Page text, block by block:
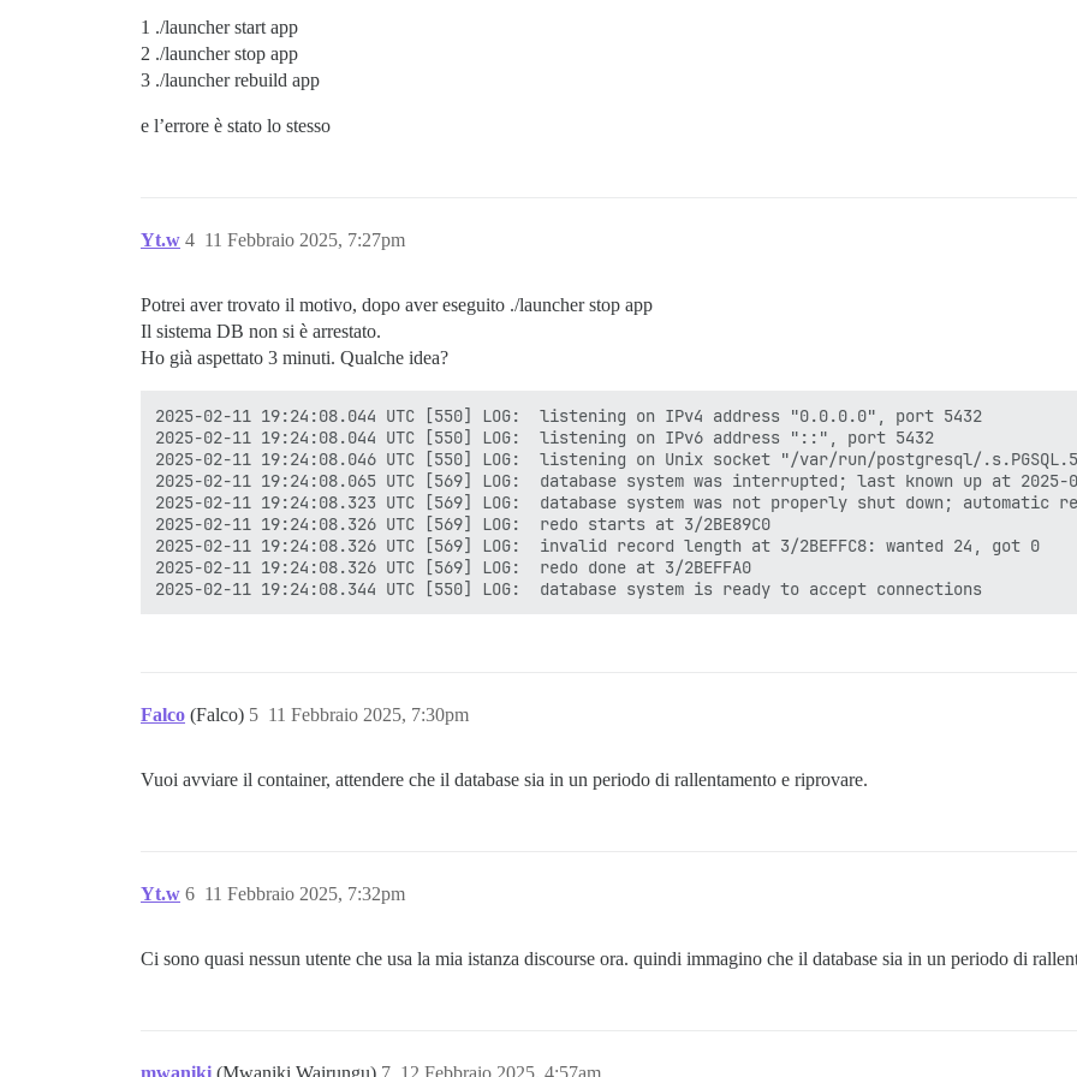
Selecting previously unselected package postgresql-client-13.
(Reading database ... 33363 files and directories currently installed.)
Preparing to unpack .../postgresql-client-13_13.18-1.pgdg120+1_amd64.deb ...
Unpacking postgresql-client-13 (13.18-1.pgdg120+1) ...
Selecting previously unselected package postgresql-13.
Preparing to unpack .../postgresql-13_13.18-1.pgdg120+1_amd64.deb ...
Setting up postgresql-client-13 (13.18-1.pgdg120+1) ...
/usr/lib/postgresql/13/bin/initdb -D /var/lib/postgresql/13/main --auth-local peer --auth-host
I file appartenenti a questo sistema di database saranno di proprietà dell'utente "postgres".
Anche l'utente deve possedere il processo del server.
La codifica predefinita del database è stata quindi impostata su "UTF8".
La configurazione predefinita della ricerca testuale sarà impostata su "english".
I checksum delle pagine dati sono disabilitati.
correzione dei permessi sulla directory esistente /var/lib/postgresql/13/main ... ok
creazione delle sottodirectory ... ok
selezione dell'implementazione della memoria condivisa dinamica ... posix
selezione del max_connections predefinito ... 100
sincronizzazione dei dati su disco ... ok
Successo. Ora puoi avviare il server di database usando:
invoke-rc.d: policy-rc.d denied execution of start.
Building PostgreSQL dictionaries from installed myspell/hunspell packages...
-----------------------------
1 ./launcher start app
2 ./launcher stop app
3 ./launcher rebuild app
e l’errore è stato lo stesso
Yt.w 11 Febbraio 2025, 7:27pm
4
Potrei aver trovato il motivo, dopo aver eseguito ./launcher stop app
Il sistema DB non si è arrestato.
Ho già aspettato 3 minuti. Qualche idea?
2025-02-11 19:24:08.044 UTC [550] LOG:  listening on IPv4 address "0.0.0.0", port 5432
2025-02-11 19:24:08.044 UTC [550] LOG:  listening on IPv6 address "::", port 5432
2025-02-11 19:24:08.046 UTC [550] LOG:  listening on Unix socket "/var/run/postgresql/
2025-02-11 19:24:08.065 UTC [569] LOG:  database system was interrupted; last known up at 2025-
2025-02-11 19:24:08.323 UTC [569] LOG:  database system was not properly shut down; automatic
2025-02-11 19:24:08.326 UTC [569] LOG:  redo starts at 3/2BE89C0
2025-02-11 19:24:08.326 UTC [569] LOG:  invalid record length at 3/2BEFFC8: wanted 24, got 0
2025-02-11 19:24:08.326 UTC [569] LOG:  redo done at 3/2BEFFA0
Falco (Falco) 11 Febbraio 2025, 7:30pm
5
Vuoi avviare il container, attendere che il database sia in un periodo di rallentamento e riprovare.
Yt.w 11 Febbraio 2025, 7:32pm
6
Ci sono quasi nessun utente che usa la mia istanza discourse ora. quindi immagino che il database sia in un periodo di
mwaniki (Mwaniki Wairungu) 12 Febbraio 2025, 4:57am
7